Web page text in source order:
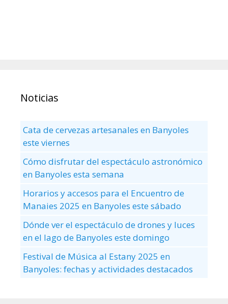
Noticias
Cata de cervezas artesanales en Banyoles
este viernes
Cómo disfrutar del espectáculo astronómico
en Banyoles esta semana
Horarios y accesos para el Encuentro de
Manaies 2025 en Banyoles este sábado
Dónde ver el espectáculo de drones y luces
en el lago de Banyoles este domingo
Festival de Música al Estany 2025 en
Banyoles: fechas y actividades destacados